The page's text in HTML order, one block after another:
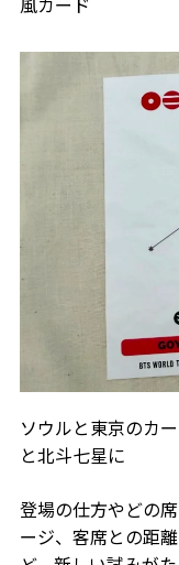
ソウルと東京のカ
と北斗七星に
登場の仕方やどの
ージ、客席との距